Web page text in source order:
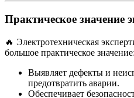
Практическое значение
🔥 Электротехническая
большое практическое значение:
Выявляет дефекты и
предотвратить аварии.
Обеспечивает